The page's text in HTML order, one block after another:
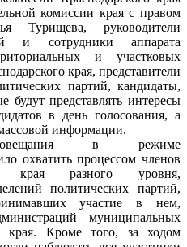
комиссии края с правом
Турищева, руководители
и сотрудники аппарата
и участковых
края, представители
партий, кандидаты,
будут представлять интересы
в день голосования, а
информации.
совещания в режиме
охватить процессом членов
края разного уровня,
политических партий,
участие в нем,
муниципальных
края. Кроме того, за ходом